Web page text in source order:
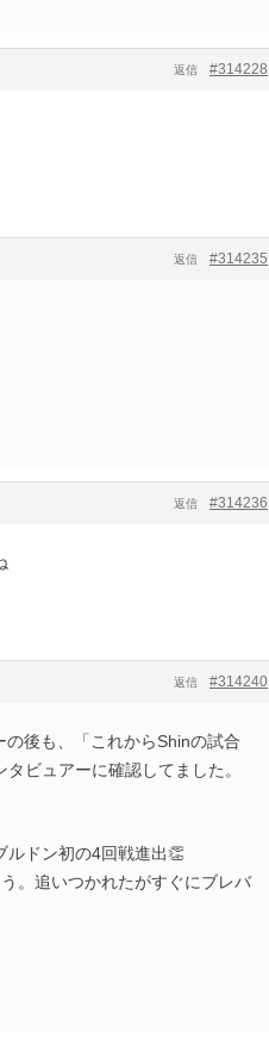
#314228
返信
#314235
返信
#314236
返信
#314240
返信
後も、「これからShinの試合
ビュアーに確認してました。
ルドン初の4回戦進出👏
。追いつかれたがすぐにブレバ